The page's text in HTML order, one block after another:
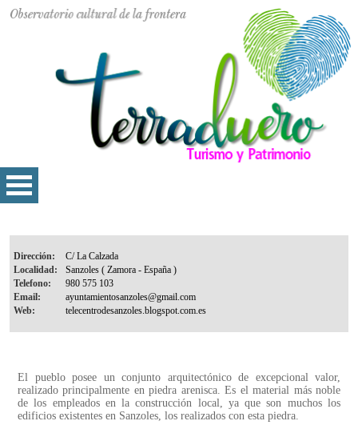
Dirección:
Localidad:
Telefono:
Email:
Web:
El pueblo posee un conjunto arquitectónico de excepcional valor,
realizado principalmente en piedra arenisca. Es el material más noble
de los empleados en la construcción local, ya que son muchos los
edificios existentes en Sanzoles, los realizados con esta piedra.